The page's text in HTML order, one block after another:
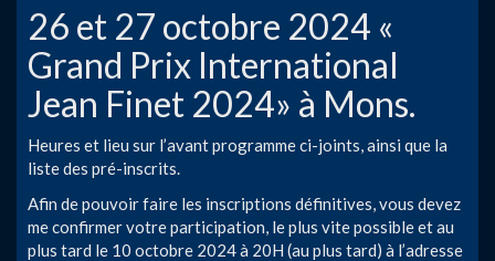
26 et 27 octobre 2024 «
Grand Prix International
Jean Finet 2024» à Mons.
Heures et lieu sur l’avant programme ci-joints, ainsi que la
liste des pré-inscrits.
Afin de pouvoir faire les inscriptions définitives, vous devez
me confirmer votre participation, le plus vite possible et au
plus tard le 10 octobre 2024 à 20H (au plus tard) à l’adresse